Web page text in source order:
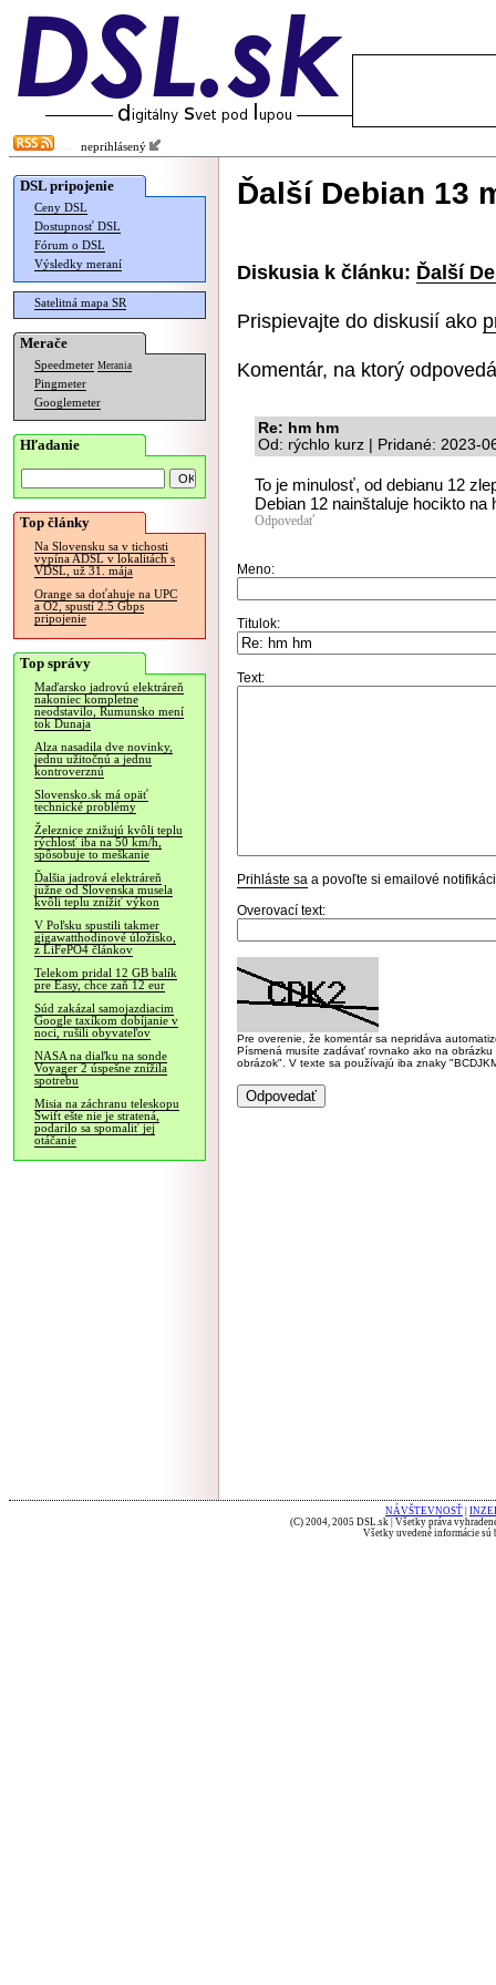
neprihlásený
DSL pripojenie
Ceny DSL
Dostupnosť DSL
Fórum o DSL
Výsledky meraní
Satelitná mapa SR
Merače
Speedmeter Merania
Pingmeter
Googlemeter
Hľadanie
Top články
Na Slovensku sa v tichosti
vypína ADSL v lokalitách s
VDSL, už 31. mája
Orange sa doťahuje na UPC
a O2, spustí 2.5 Gbps
pripojenie
Top správy
Maďarsko jadrovú elektráreň
nakoniec kompletne
neodstavilo, Rumunsko mení
tok Dunaja
Alza nasadila dve novinky,
jednu užitočnú a jednu
kontroverznú
Slovensko.sk má opäť
technické problémy
Železnice znižujú kvôli teplu
rýchlosť iba na 50 km/h,
spôsobuje to meškanie
Ďalšia jadrová elektráreň
južne od Slovenska musela
kvôli teplu znížiť výkon
V Poľsku spustili takmer
gigawatthodinové úložisko,
z LiFePO4 článkov
Telekom pridal 12 GB balík
pre Easy, chce zaň 12 eur
Súd zakázal samojazdiacim
Google taxíkom dobíjanie v
noci, rušili obyvateľov
NASA na diaľku na sonde
Voyager 2 úspešne znížila
spotrebu
Misia na záchranu teleskopu
Swift ešte nie je stratená,
podarilo sa spomaliť jej
otáčanie
Ďalší Debian 13
Diskusia k článku: Ďalší
Prispievajte do diskusií ako
Komentár, na ktorý
Re: hm hm
Od: rýchlo kurz | Pridané: 2023-
To je minulosť, od debianu 12
Debian 12 nainštaluje hocikto na
Odpovedať
Meno:
Titulok:
Text:
Prihláste sa a povoľte si emailové
Overovací text:
Pre overenie, že komentár sa nepridáva
Písmená musíte zadávať rovnako ako na
obrázok". V texte sa používajú iba znaky
NÁVŠTEVNOSŤ
(C) 2004, 2005 DSL.sk | Všetky práva
Všetky uvedené informácie sú